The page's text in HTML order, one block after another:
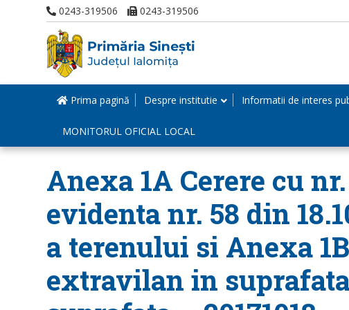
0243-319506 0243-319506
Prima pagină Despre institutie Informatii de interes
MONITORUL OFICIAL LOCAL
Anexa 1A Cerere cu
evidenta nr. 58 din
a terenului si Anexa
extravilan in suprafata